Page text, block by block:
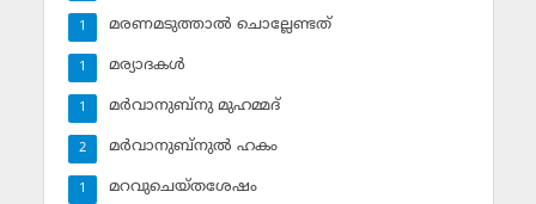
മരണമടുത്താല്‍ ചൊല്ലേണ്ടത്
1
മര്യാദകള്‍
1
മര്‍വാനുബ്‌നു മുഹമ്മദ്
1
മര്‍വാനുബ്‌നുല്‍ ഹകം
2
മറവുചെയ്തശേഷം
1